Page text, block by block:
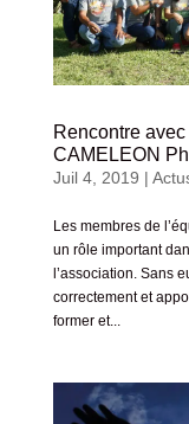
Rencontre
CAMELEON
Juil 4, 2019 |
Les membres de
un rôle important
l’association. Sans
correctement et
former et...